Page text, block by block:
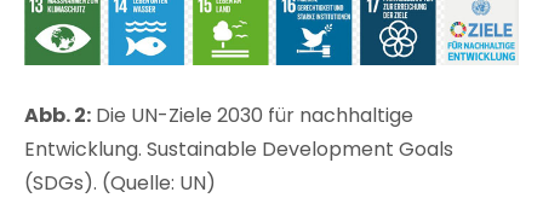
Abb. 2: Die UN-Ziele 2030 für nachhaltige
Entwicklung. Sustainable Development Goals
(SDGs). (Quelle: UN)